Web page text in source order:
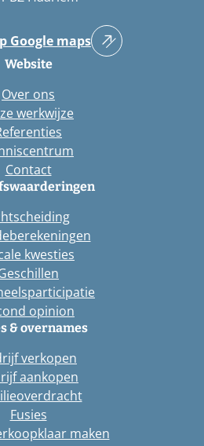
Google maps
Website
Over ons
werkwijze
Contact
kwesties
opinion
& overnames
verkopen
aankopen
Fusies
maken